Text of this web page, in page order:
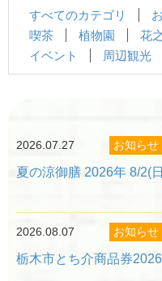
すべてのカテゴリ
喫茶
植物園 花
イベント
周辺観光
2026.07.27 お知らせ
夏の涼御膳 2026年 8/2(
2026.08.07 お知らせ
栃木市とち介商品券